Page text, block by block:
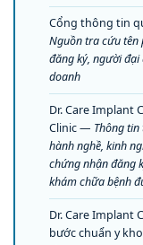
Cổng thông tin
Nguồn tra cứu tên
đăng ký, người đại
doanh
Dr. Care Implant
Clinic — Thông
hành nghề, kinh
chứng nhận đăng
khám chữa bệnh
Dr. Care Implant
bước chuẩn y